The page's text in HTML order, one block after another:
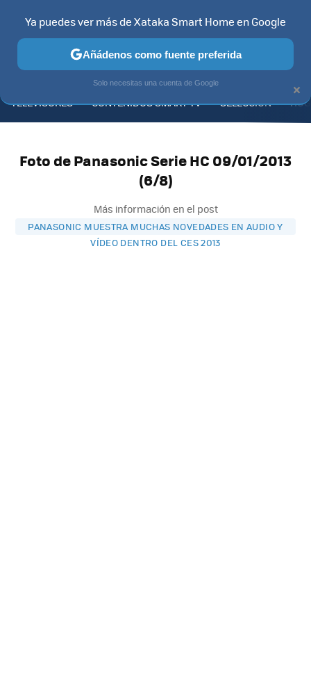
TELEVISORES CONTENIDOS SMART TV SELECCIÓN
Foto de Panasonic Serie HC 09/01/2013
(6/8)
Más información en el post
PANASONIC MUESTRA MUCHAS NOVEDADES EN AUDIO Y
VÍDEO DENTRO DEL CES 2013
×
Ya puedes ver más de Xataka Smart Home en Google
Añádenos como fuente preferida
Solo necesitas una cuenta de Google